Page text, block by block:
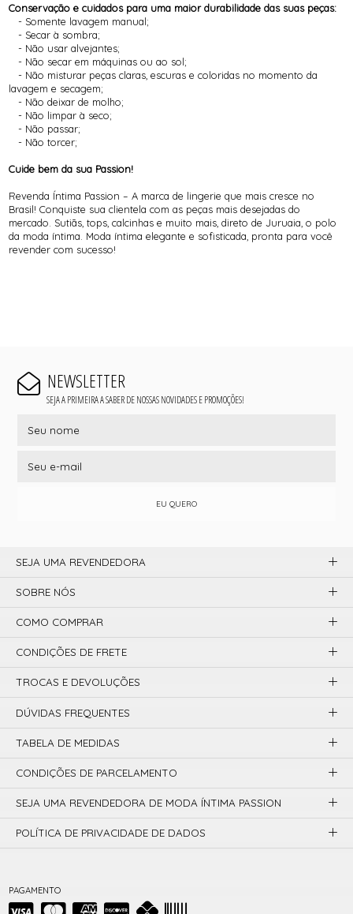
Conservação e cuidados para uma maior durabilidade das suas peças:
- Somente lavagem manual;
- Secar à sombra;
- Não usar alvejantes;
- Não secar em máquinas ou ao sol;
- Não misturar peças claras, escuras e coloridas no momento da
lavagem e secagem;
- Não deixar de molho;
- Não limpar à seco;
- Não passar;
- Não torcer;
Cuide bem da sua Passion!
Revenda Íntima Passion – A marca de lingerie que mais cresce no
Brasil! Conquiste sua clientela com as peças mais desejadas do
mercado. Sutiãs, tops, calcinhas e muito mais, direto de Juruaia, o polo
da moda íntima. Moda íntima elegante e sofisticada, pronta para você
revender com sucesso!
NEWSLETTER
SEJA A PRIMEIRA A SABER DE NOSSAS NOVIDADES E PROMOÇÕES!
EU QUERO
PAGAMENTO
SEJA UMA REVENDEDORA
SOBRE NÓS
COMO COMPRAR
CONDIÇÕES DE FRETE
TROCAS E DEVOLUÇÕES
DÚVIDAS FREQUENTES
TABELA DE MEDIDAS
CONDIÇÕES DE PARCELAMENTO
SEJA UMA REVENDEDORA DE MODA ÍNTIMA PASSION
POLÍTICA DE PRIVACIDADE DE DADOS